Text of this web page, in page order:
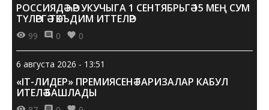
РОССИЯДӘ ҺӘР УКУЧЫГА 1 СЕНТЯБРЬГӘ 15 МЕҢ СУМ
ТҮЛӘРГӘ ТӘКЪДИМ ИТТЕЛӘР
99 0 0
6 августа 2026 - 13:51
«IT-ЛИДЕР» ПРЕМИЯСЕНӘ ГАРИЗАЛАР КАБУЛ
ИТЕЛӘ БАШЛАДЫ